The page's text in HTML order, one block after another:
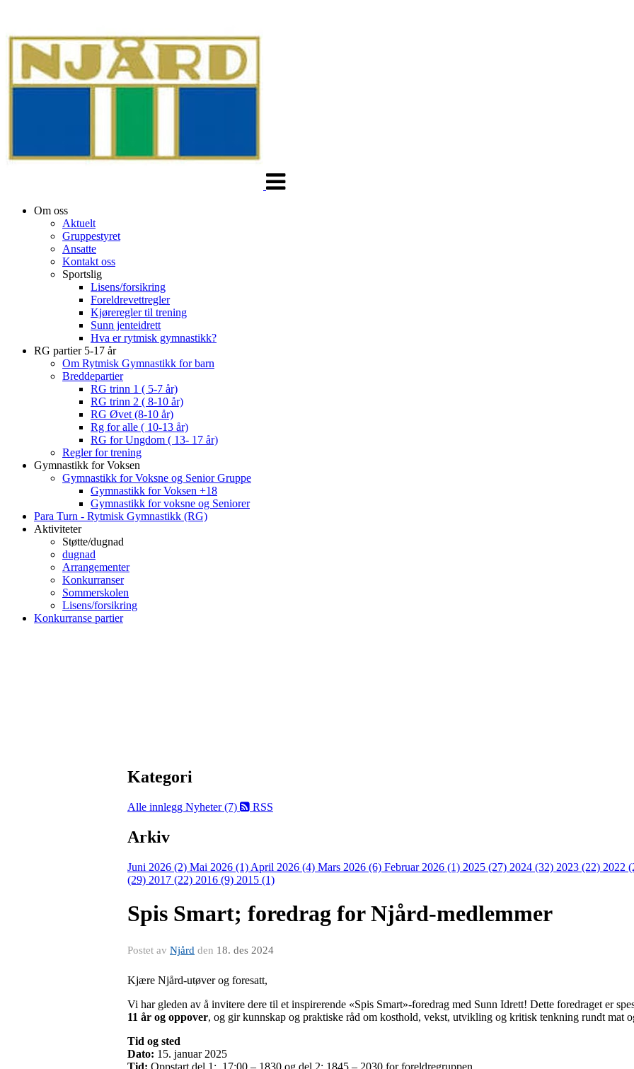
Om oss
Aktuelt
Gruppestyret
Ansatte
Kontakt oss
Sportslig
Lisens/forsikring
Foreldrevettregler
Kjøreregler til trening
Sunn jenteidrett
Hva er rytmisk gymnastikk?
RG partier 5-17 år
Om Rytmisk Gymnastikk for barn
Breddepartier
RG trinn 1 ( 5-7 år)
RG trinn 2 ( 8-10 år)
RG Øvet (8-10 år)
Rg for alle ( 10-13 år)
RG for Ungdom ( 13- 17 år)
Regler for trening
Gymnastikk for Voksen
Gymnastikk for Voksne og Senior Gruppe
Gymnastikk for Voksen +18
Gymnastikk for voksne og Seniorer
Para Turn - Rytmisk Gymnastikk (RG)
Aktiviteter
Støtte/dugnad
dugnad
Arrangementer
Konkurranser
Sommerskolen
Lisens/forsikring
Konkurranse partier
Kategori
Alle innlegg Nyheter (7) RSS
Arkiv
Juni 2026 (2) Mai 2026 (1) April 2026 (4) Mars 2026 (6) Februar 2026 (1) 2025 (27) 2024 (32) 2023 (22) 2022
(29) 2017 (22) 2016 (9) 2015 (1)
Spis Smart; foredrag for Njård-medlemmer
Postet av Njård den 18. des 2024
Kjære Njård-utøver og foresatt,
Vi har gleden av å invitere dere til et inspirerende «Spis Smart»-foredrag med Sunn Idrett! Dette foredraget er
11 år og oppover, og gir kunnskap og praktiske råd om kosthold, vekst, utvikling og kritisk tenkning rundt mat
Tid og sted
Dato: 15. januar 2025
Tid: Oppstart del 1: 17:00 – 1830 og del 2: 1845 – 2030 for foreldregruppen.